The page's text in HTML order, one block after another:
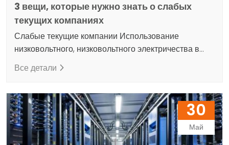
3 вещи, которые нужно знать о слабых
текущих компаниях
Слабые текущие компании Использование
низковольтного, низковольтного электричества в
качестве слабого тока; определяет такие
устройства, как звонок, камера, динамик и их
работают в этой области. Среди слабо действующих
компаний наша компания является одной из
компаний, осуществляющих такие виды
деятельности, как поставка, монтаж,
Все детали
30
Май